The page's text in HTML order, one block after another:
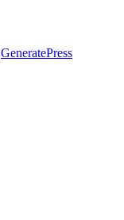
GeneratePress